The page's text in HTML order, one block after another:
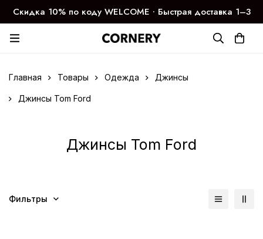
Скидка 10% по коду WELCOME ∙ Быстрая доставка 1–3
дня
Главная Товары Одежда Джинсы
Джинсы Tom Ford
Джинсы Tom Ford
Фильтры